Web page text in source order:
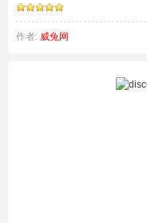
作者: 威兔网